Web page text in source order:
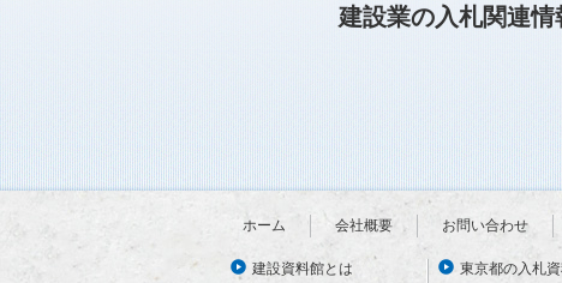
建設業の入札関連
ホーム 会社概要 お問い合わせ
建設資料館とは 東京都の入札